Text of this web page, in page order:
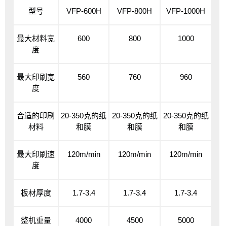
型号 VFP-600H VFP-800H VFP-1000H
最大材料宽
度
600 800 1000
最大印刷宽
度
560 760 960
合适的印刷
材料
20-350克的纸
和膜
20-350克的纸
和膜
20-350克的纸
和膜
最大印刷速
度
120m/min 120m/min 120m/min
板材厚度 1.7-3.4 1.7-3.4 1.7-3.4
整机重量 4000 4500 5000